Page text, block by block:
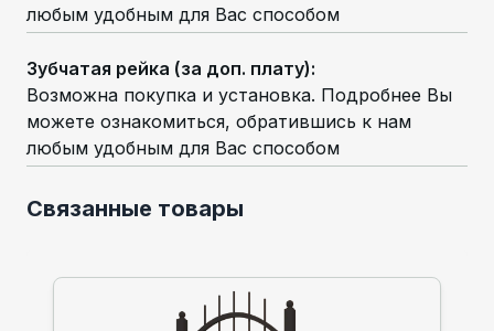
любым удобным для Вас способом
Зубчатая рейка (за доп. плату):
Возможна покупка и установка. Подробнее Вы
можете ознакомиться, обратившись к нам
любым удобным для Вас способом
Связанные товары